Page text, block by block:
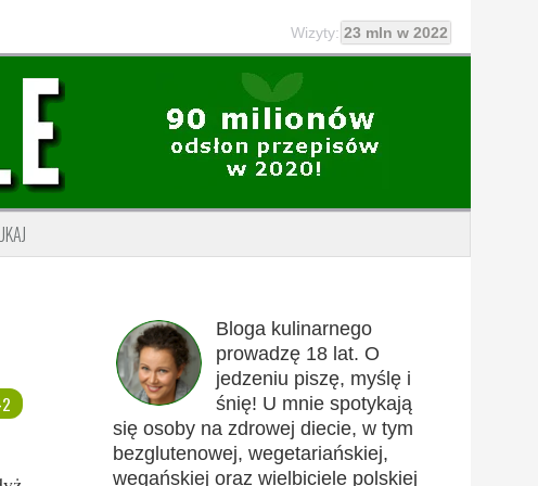
Wizyty: 23 mln w 2022
Bloga kulinarnego
prowadzę 18 lat. O
jedzeniu piszę, myślę i
śnię! U mnie spotykają
się osoby na zdrowej diecie, w tym
bezglutenowej, wegetariańskiej,
wegańskiej oraz wielbiciele polskiej